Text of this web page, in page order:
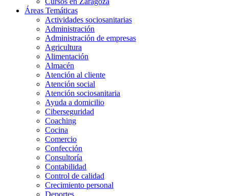
Áreas Temáticas
Actividades sociosanitarias
Administración
Administración de empresas
Agricultura
Alimentación
Almacén
Atención al cliente
Atención social
Atención sociosanitaria
Ayuda a domicilio
Ciberseguridad
Coaching
Cocina
Comercio
Confección
Consultoría
Contabilidad
Control de calidad
Crecimiento personal
Deportes